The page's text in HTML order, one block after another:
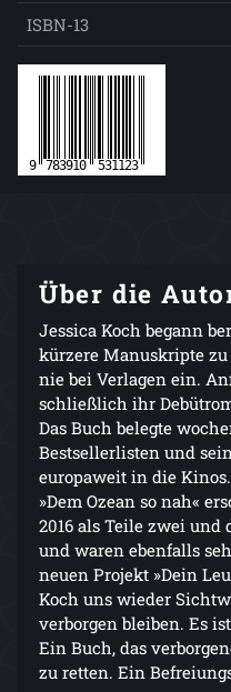
ISBN-13
Über die
Jessica Koch begann
kürzere Manuskripte
nie bei Verlagen ein.
schließlich ihr
Das Buch belegte
Bestsellerlisten und
europaweit in die
»Dem Ozean so nah«
2016 als Teile zwei und
und waren ebenfalls
neuen Projekt »Dein
Koch uns wieder
verborgen bleiben. Es
Ein Buch, das
zu retten. Ein